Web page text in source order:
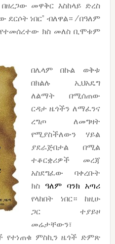
መዋቅር እስከላይ ድረስ
ደርሶት ነበር” ብለዋል። /በዓለም
ክስ መለስ ቢሞቱም
በሌላም በኩል ወቅቱ
በክልሉ ኢህአዴግ
ለልማት በሚሰጠው
ርዳታ ዜጎችን ለማፈንና
ረግጦ ለመግዛት
የሚያስችለውን ሃይል
ያደራጅበታል በሚል
ተቆርቋሪዎች መረጃ
አስደግፈው ባቀረቡት
ክስ ዓለም ባንክ አጣሪ
የላከበት ነበር። ከዚሁ
ጋር ተያይዞ
መሬታቸውን፣
የተነጠቁ ምስኪን ዜጎች ድምጽ